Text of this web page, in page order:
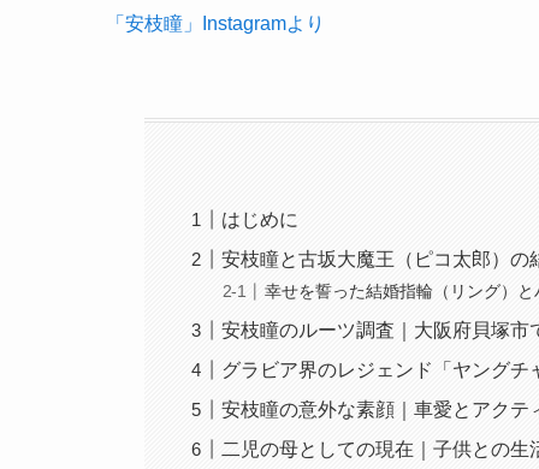
「安枝瞳」Instagramより
はじめに
安枝瞳と古坂大魔王（ピコ太郎）の
幸せを誓った結婚指輪（リング）
安枝瞳のルーツ調査｜大阪府貝塚市
グラビア界のレジェンド「ヤングチ
安枝瞳の意外な素顔｜車愛とアクテ
二児の母としての現在｜子供との生